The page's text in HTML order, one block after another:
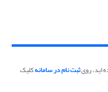
اید، رویثبت نام در سامانهکلیک